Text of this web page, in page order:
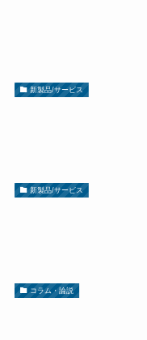
新製品/サービス
新製品/サービス
コラム・論説